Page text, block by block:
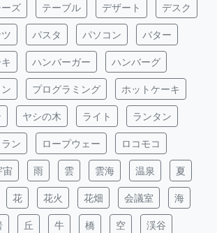
ズ テーブル デザート デスク
パスタ パソコン バター
ハンバーガー ハンバーグ
プログラミング ホットケーキ
ヤシの木 ライト ランタン
ン ロープウェー ロコモコ
宙 雨 雲 雲海 温泉 夏
花 花火 花畑 会議室 海
丘 牛 橋 空 渓谷